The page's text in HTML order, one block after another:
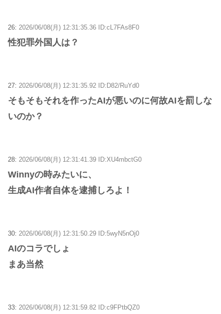
26: 2026/06/08(月) 12:31:35.36 ID:cL7FAs8F0
性犯罪外国人は？
27: 2026/06/08(月) 12:31:35.92 ID:D82/RuYd0
そもそもそれを作ったAIが悪いのに何故AIを罰しな
いのか？
28: 2026/06/08(月) 12:31:41.39 ID:XU4mbctG0
Winnyの時みたいに、
生成AI作者自体を逮捕しろよ！
30: 2026/06/08(月) 12:31:50.29 ID:5wyN5nOj0
AIのコラでしょ
まあ当然
33: 2026/06/08(月) 12:31:59.82 ID:c9FPtbQZ0